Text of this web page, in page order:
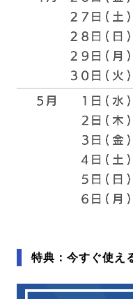
特典：今すぐ使え